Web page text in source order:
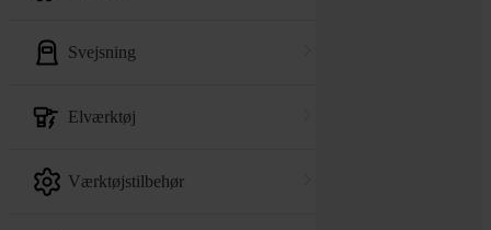
svejsning
elværktøj
værktøjstilbehør